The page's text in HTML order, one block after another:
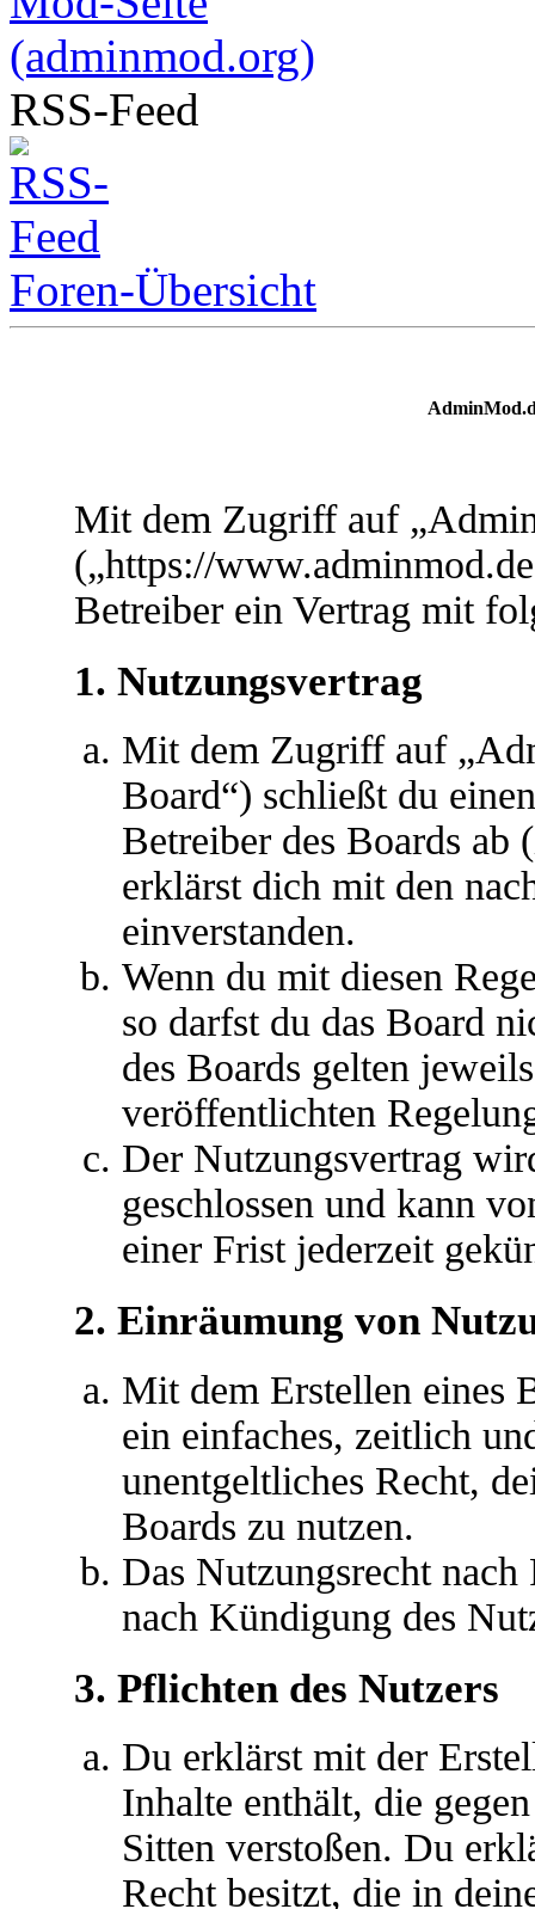
RSS-Feed
Foren-Übersicht
Mit dem Zugriff auf
(„https://
Betreiber ein Vertrag mit
1. Nutzungsvertrag
Mit dem Zugriff auf
Board“) schließt du
Betreiber des Boards ab
erklärst dich mit den
einverstanden.
Wenn du mit diesen
so darfst du das Board
des Boards gelten
veröffentlichten
Der Nutzungsvertrag
geschlossen und kann
einer Frist jederzeit
2. Einräumung von
Mit dem Erstellen eines
ein einfaches, zeitlich
unentgeltliches Recht,
Boards zu nutzen.
Das Nutzungsrecht
nach Kündigung des
3. Pflichten des Nutzers
Du erklärst mit der
Inhalte enthält, die
Sitten verstoßen. Du
Recht besitzt, die in